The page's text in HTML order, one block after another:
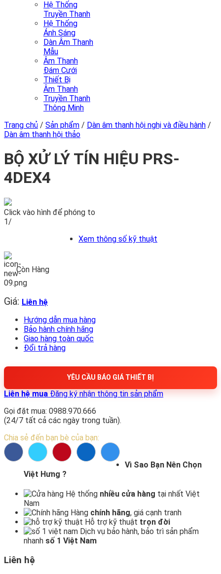
Hệ Thống
Truyền Thanh
Hệ Thống
Ánh Sáng
Dàn Âm Thanh
Mẫu
Âm Thanh
Đám Cưới
Thiết Bị
Âm Thanh
Truyền Thanh
Thông Minh
Trang chủ / Sản phẩm / Dàn âm thanh hội nghị và điều hành /
Dàn âm thanh hội thảo
BỘ XỬ LÝ TÍN HIỆU PRS-
4DEX4
Click vào hình để phóng to
1/
Xem thông số kỹ thuật
Còn Hàng
Giá: Liên hệ
Hướng dẫn mua hàng
Bảo hành chính hãng
Giao hàng toàn quốc
Đổi trả hàng
YÊU CẦU BÁO GIÁ THIẾT BỊ
Liên hệ mua Đăng ký nhận thông tin sản phẩm
Gọi đặt mua: 0988.970.666
(24/7 tất cả các ngày trong tuần).
Chia sẻ đến bạn bè của bạn:
Vì Sao Bạn Nên Chọn
Việt Hưng ?
Hệ thống nhiều cửa hàng tại nhất Việt
Nam
Hàng chính hãng, giá cạnh tranh
Hỗ trợ kỹ thuật trọn đời
Dịch vụ bảo hành, bảo trì sản phẩm
nhanh số 1 Việt Nam
Liên hệ